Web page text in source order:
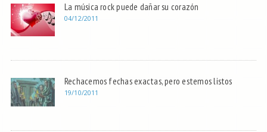
La música rock puede dañar su corazón
04/12/2011
Rechacemos fechas exactas, pero estemos listos
19/10/2011